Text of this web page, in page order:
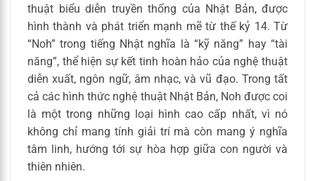
thuật biểu diễn truyền thống của Nhật Bản, được
hình thành và phát triển mạnh mẽ từ thế kỷ 14. Từ
“Noh” trong tiếng Nhật nghĩa là “kỹ năng” hay “tài
năng”, thể hiện sự kết tinh hoàn hảo của nghệ thuật
diễn xuất, ngôn ngữ, âm nhạc, và vũ đạo. Trong tất
cả các hình thức nghệ thuật Nhật Bản, Noh được coi
là một trong những loại hình cao cấp nhất, vì nó
không chỉ mang tính giải trí mà còn mang ý nghĩa
tâm linh, hướng tới sự hòa hợp giữa con người và
thiên nhiên.